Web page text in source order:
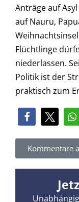
Anträge auf
auf Nauru,
Flüchtlinge
niederlassen.
Politik ist der
praktisch zum
Kommentare